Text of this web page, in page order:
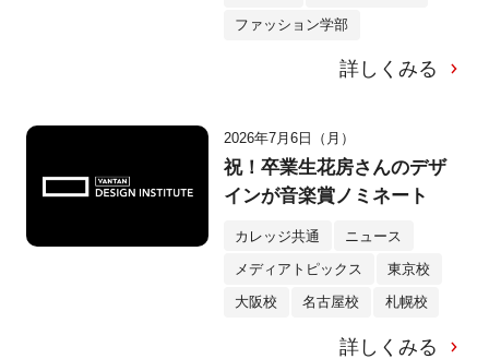
ファッション学部
詳しくみる
2026年7月6日（月）
祝！卒業生花房さんのデザ
インが音楽賞ノミネート
カレッジ共通 ニュース
メディアトピックス 東京校
大阪校 名古屋校 札幌校
詳しくみる